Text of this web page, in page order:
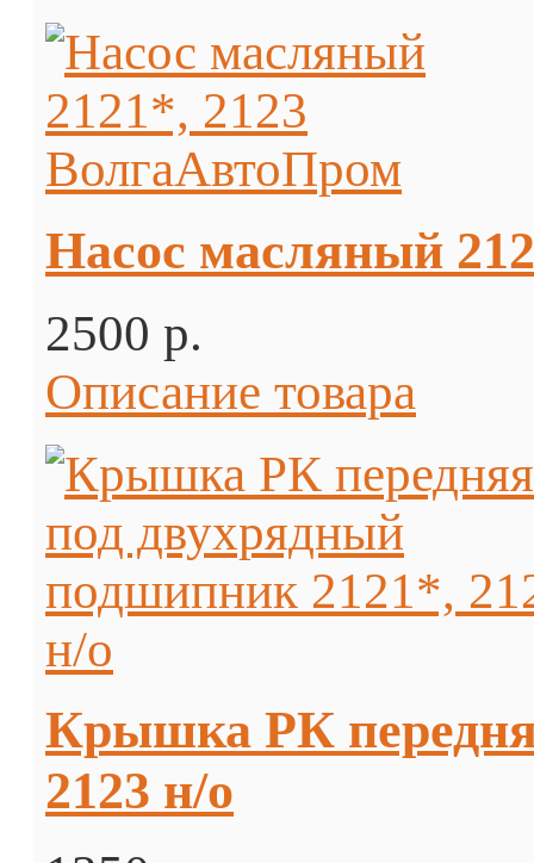
Насос масляный
2500 p.
Описание товара
Крышка РК
2123 н/о